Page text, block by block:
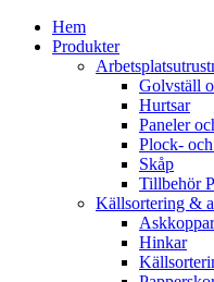
Hem
Produkter
Golvställ
Hurtsar
Paneler
Plock-
Skåp
Tillbehör
Källsortering &
Askkoppar
Hinkar